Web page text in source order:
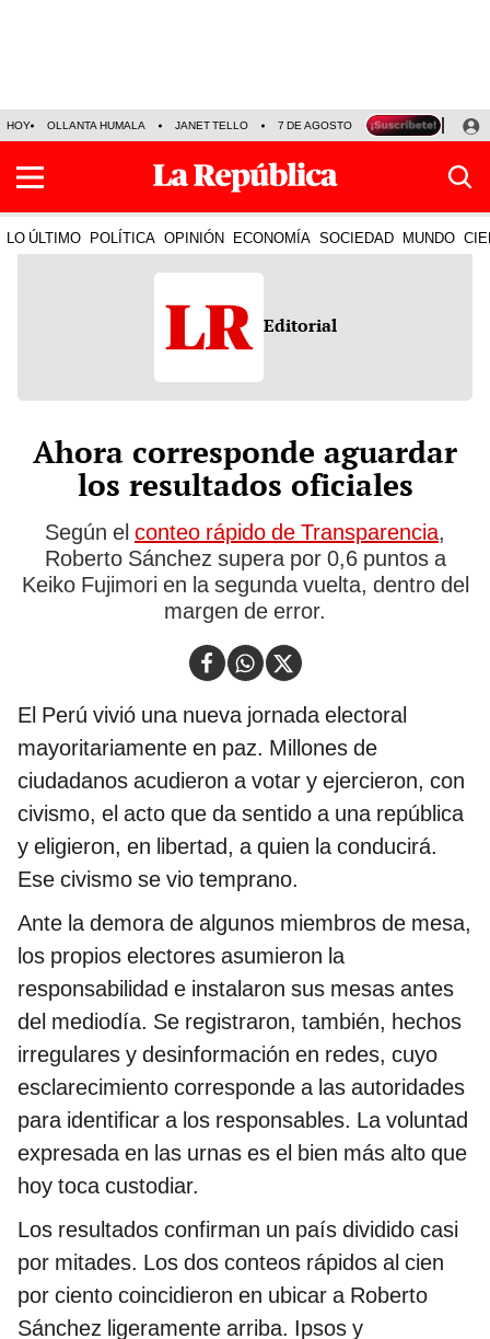
HOY OLLANTA HUMALA JANET TELLO 7 DE AGOSTO TINKA RESULTADOS
LO ÚLTIMO POLÍTICA OPINIÓN ECONOMÍA SOCIEDAD MUNDO
Editorial
Ahora corresponde aguardar
los resultados oficiales
Según el conteo rápido de Transparencia,
Roberto Sánchez supera por 0,6 puntos a
Keiko Fujimori en la segunda vuelta, dentro del
margen de error.
El Perú vivió una nueva jornada electoral
mayoritariamente en paz. Millones de
ciudadanos acudieron a votar y ejercieron, con
civismo, el acto que da sentido a una república
y eligieron, en libertad, a quien la conducirá.
Ese civismo se vio temprano.
Ante la demora de algunos miembros de mesa,
los propios electores asumieron la
responsabilidad e instalaron sus mesas antes
del mediodía. Se registraron, también, hechos
irregulares y desinformación en redes, cuyo
esclarecimiento corresponde a las autoridades
para identificar a los responsables. La voluntad
expresada en las urnas es el bien más alto que
hoy toca custodiar.
Los resultados confirman un país dividido casi
por mitades. Los dos conteos rápidos al cien
por ciento coincidieron en ubicar a Roberto
Sánchez ligeramente arriba. Ipsos y